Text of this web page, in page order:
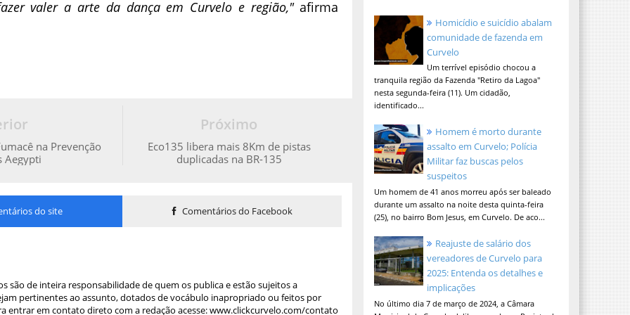
valer a arte da dança em Curvelo e região,"afirma
Próximo
Eco135 libera mais 8Km de pistas
duplicadas na BR-135
na Prevenção
Aegypti
do site Comentários do Facebook
são de inteira responsabilidade de quem os publica e estão sujeitos a
pertinentes ao assunto, dotados de vocábulo inapropriado ou feitos por
entrar em contato direto com a redação acesse: www.clickcurvelo.com/contato
Homicídio e suicídio abalam
comunidade de fazenda em
Curvelo
Um terrível episódio chocou a
tranquila região da Fazenda "Retiro da Lagoa"
nesta segunda-feira (11). Um cidadão,
identificado...
Homem é morto durante
assalto em Curvelo; Polícia
Militar faz buscas pelos
suspeitos
Um homem de 41 anos morreu após ser baleado
durante um assalto na noite desta quinta-feira
(25), no bairro Bom Jesus, em Curvelo. De aco...
Reajuste de salário dos
vereadores de Curvelo para
2025: Entenda os detalhes e
implicações
No último dia 7 de março de 2024, a Câmara